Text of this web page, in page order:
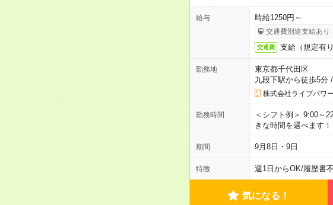
給与 時給1250円～
交通費別途支給あり
交通費 支給（規定有り
勤務地
東京都千代田区
九段下駅から徒歩5分/
株式会社ライブパワー
勤務時間
＜シフト例＞ 9:00～
きな時間を選べます
期間 9月8日・9日
特徴 週1日からOK/履歴書
気になる！